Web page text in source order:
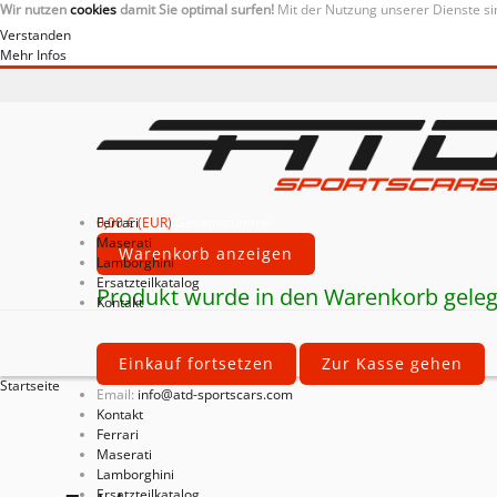
Wir nutzencookiesdamit Sie optimal surfen! Mit der Nutzung unserer Dienste
Verstanden
Mehr Infos
0,00 € (EUR)
Warenkorb anzeigen
Produkt wurde in den Warenkorb
Einkauf fortsetzen Zur Kasse gehen
Email: info@atd-sportscars.com
Kontakt
Ferrari
Maserati
Lamborghini
Ferrari
Maserati
Lamborghini
Ersatzteilkatalog
Kontakt
Startseite